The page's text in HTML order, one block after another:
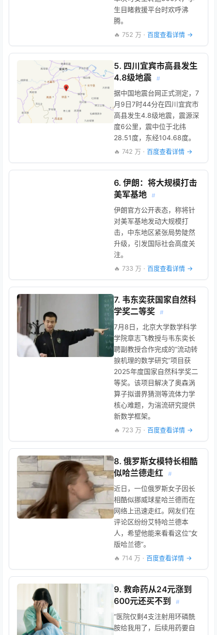
生目睹救援平台时欢呼沸
腾。
🔥 752 万 · 百度查看详情 →
5. 四川宜宾市高县发生
4.8级地震
#
据中国地震台网正式测定，7
月9日7时44分在四川宜宾市
高县发生4.8级地震，震源深
度6公里，震中位于北纬
28.51度，东经104.68度。
🔥 742 万 · 百度查看详情 →
6. 伊朗：将大规模打击
美军基地
#
伊朗官方公开表态，称将针
对美军基地发动大规模打
击，中东地区紧张局势陡然
升级，引发国际社会高度关
注。
🔥 733 万 · 百度查看详情 →
7. 韦东奕获国家自然科
学奖二等奖
#
7月8日，北京大学数学科学
学院章志飞教授与韦东奕长
聘副教授合作完成的“流动转
捩机理的数学研究”项目获
2025年度国家自然科学奖二
等奖。该项目解决了奥森涡
算子拟谱界猜测等流体力学
核心难题，为湍流研究提供
新数学框架。
🔥 723 万 · 百度查看详情 →
8. 俄罗斯女模特长相酷
似哈兰德走红
#
近日，一位俄罗斯女子因长
相酷似挪威球星哈兰德而在
网络上迅速走红。网友们在
评论区纷纷艾特哈兰德本
人，希望他能来看看这位“女
版哈兰德”。
🔥 714 万 · 百度查看详情 →
9. 救命药从24元涨到
600元还买不到
#
“医院仅剩4支注射用环磷酰
胺给我用了，后续用药要自